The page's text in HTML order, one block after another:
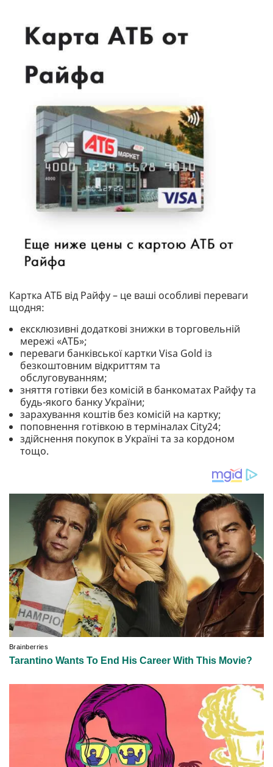
Картка АТБ від Райфу – це ваші особливі переваги
щодня:
ексклюзивні додаткові знижки в торговельній
мережі «АТБ»;
переваги банківської картки Visa Gold із
безкоштовним відкриттям та
обслуговуванням;
зняття готівки без комісій в банкоматах Райфу та
будь-якого банку України;
зарахування коштів без комісій на картку;
поповнення готівкою в терміналах City24;
здійснення покупок в Україні та за кордоном
тощо.